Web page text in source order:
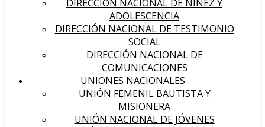
DIRECCIÓN NACIONAL DE NIÑEZ Y
ADOLESCENCIA
DIRECCIÓN NACIONAL DE TESTIMONIO
SOCIAL
DIRECCIÓN NACIONAL DE
COMUNICACIONES
UNIONES NACIONALES
UNIÓN FEMENIL BAUTISTA Y
MISIONERA
UNIÓN NACIONAL DE JÓVENES